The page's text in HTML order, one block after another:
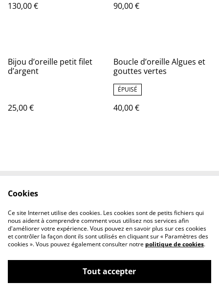
130,00 €
90,00 €
Bijou d’oreille petit filet
d’argent
25,00 €
Boucle d’oreille Algues et
gouttes vertes
ÉPUISÉ
40,00 €
Politique de
confidentialité
Politique de cookies
Cookies
Ce site Internet utilise des cookies. Les cookies sont de petits fichiers qui
nous aident à comprendre comment vous utilisez nos services afin
d'améliorer votre expérience. Vous pouvez en savoir plus sur ces cookies
et contrôler la façon dont ils sont utilisés en cliquant sur « Paramètres des
cookies ». Vous pouvez également consulter notre politique de cookies.
Tout accepter